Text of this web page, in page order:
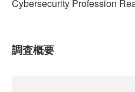
Cybersecurity Profession
調査概要